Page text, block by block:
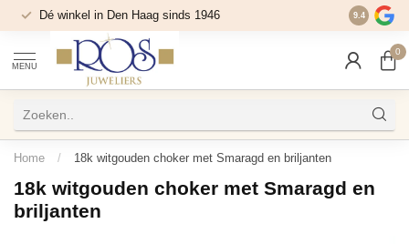
Dé winkel in Den Haag sinds 1946 9.4
MENU
0
Home / 18k witgouden choker met Smaragd en briljanten
18k witgouden choker met Smaragd en
briljanten